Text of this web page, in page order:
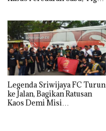
Legenda Sriwijaya FC Turun
ke Jalan, Bagikan Ratusan
Kaos Demi Misi